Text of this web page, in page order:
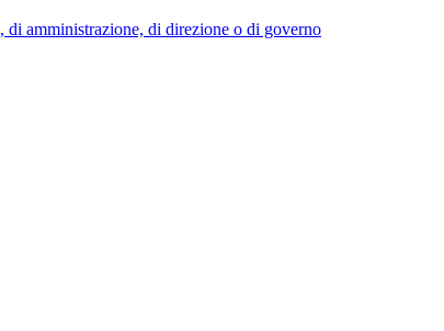
amministrazione, di direzione o di governo